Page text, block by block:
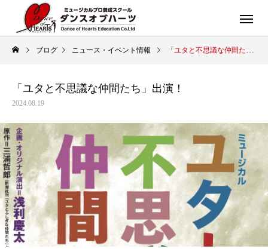
ブログ ニュース・イベント情報 「ユタと不思議な仲間たち」出演！
「ユタと不思議な仲間たち」出演！
2024.08.19